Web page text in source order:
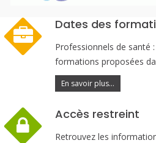
Dates des
Professionnels de santé
formations proposées
En savoir plus...
Accès restreint
Retrouvez les